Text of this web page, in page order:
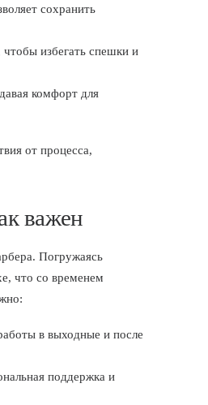
сохранить
чтобы избегать спешки и
комфорт для
от процесса,
важен
Погружаясь
что со временем
в выходные и после
поддержка и